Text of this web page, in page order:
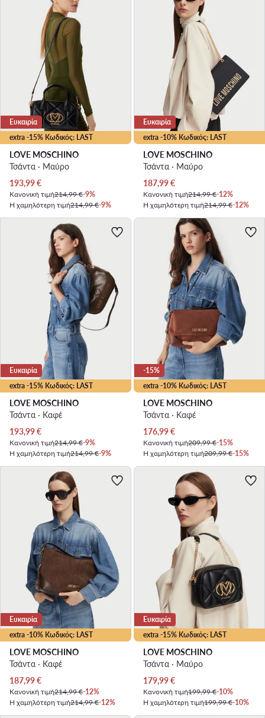
extra -15% Κωδικός: LAST
Ευκαιρία
LOVE MOSCHINO
Τσάντα · Μαύρο
Τρέχουσα τιμή
193,99€
Κανονική τιμή214,99 €-9%
Η χαμηλότερη τιμή214,99 €-9%
extra -10% Κωδικός: LAST
Ευκαιρία
LOVE MOSCHINO
Τσάντα · Μαύρο
Τρέχουσα τιμή
187,99€
Κανονική τιμή214,99 €-12%
Η χαμηλότερη τιμή214,99 €-12%
extra -15% Κωδικός: LAST
Ευκαιρία
LOVE MOSCHINO
Τσάντα · Καφέ
Τρέχουσα τιμή
193,99€
Κανονική τιμή214,99 €-9%
Η χαμηλότερη τιμή214,99 €-9%
extra -10% Κωδικός: LAST
-15%
LOVE MOSCHINO
Τσάντα · Καφέ
Τρέχουσα τιμή
176,99€
Κανονική τιμή209,99 €-15%
Η χαμηλότερη τιμή209,99 €-15%
extra -10% Κωδικός: LAST
Ευκαιρία
LOVE MOSCHINO
Τσάντα · Καφέ
Τρέχουσα τιμή
187,99€
Κανονική τιμή214,99 €-12%
Η χαμηλότερη τιμή214,99 €-12%
extra -15% Κωδικός: LAST
Ευκαιρία
LOVE MOSCHINO
Τσάντα · Μαύρο
Τρέχουσα τιμή
179,99€
Κανονική τιμή199,99 €-10%
Η χαμηλότερη τιμή199,99 €-10%